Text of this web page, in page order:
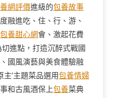
網評價進級的包養故事
融進吃、住、行、游、
包養甜心網會、激起花費
進點，打造沉醉式戰國
國風演藝與美食體驗融
主’主題菜品選用包養情婦
和古風酒保上包養菜典